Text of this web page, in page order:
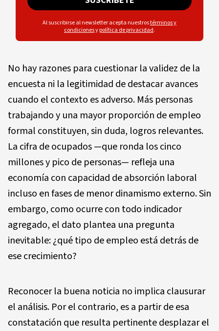
Al suscribirse al newsletter acepta nuestrostérminos y
condicionesypolítica de privacidad.
No hay razones para cuestionar la validez de la
encuesta ni la legitimidad de destacar avances
cuando el contexto es adverso. Más personas
trabajando y una mayor proporción de empleo
formal constituyen, sin duda, logros relevantes.
La cifra de ocupados —que ronda los cinco
millones y pico de personas— refleja una
economía con capacidad de absorción laboral
incluso en fases de menor dinamismo externo. Sin
embargo, como ocurre con todo indicador
agregado, el dato plantea una pregunta
inevitable: ¿qué tipo de empleo está detrás de
ese crecimiento?
Reconocer la buena noticia no implica clausurar
el análisis. Por el contrario, es a partir de esa
constatación que resulta pertinente desplazar el